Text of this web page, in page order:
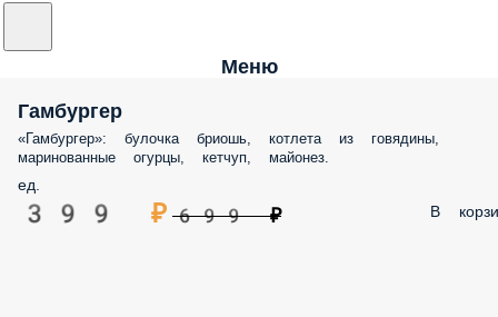
Меню
Гамбургер
«Гамбургер»: булочка бриошь, котлета из говядины,
маринованные огурцы, кетчуп, майонез.
ед.
399 ₽ 699 ₽ В